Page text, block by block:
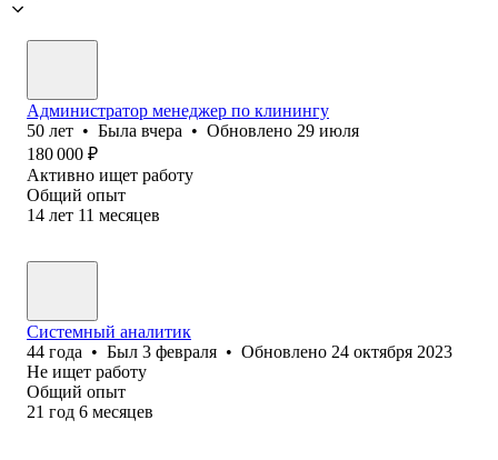
Администратор менеджер по клинингу
50 лет • Была вчера • Обновлено 29 июля
180 000 ₽
Активно ищет работу
Общий опыт
14 лет 11 месяцев
Системный аналитик
44 года • Был 3 февраля • Обновлено 24 октября 2023
Не ищет работу
Общий опыт
21 год 6 месяцев